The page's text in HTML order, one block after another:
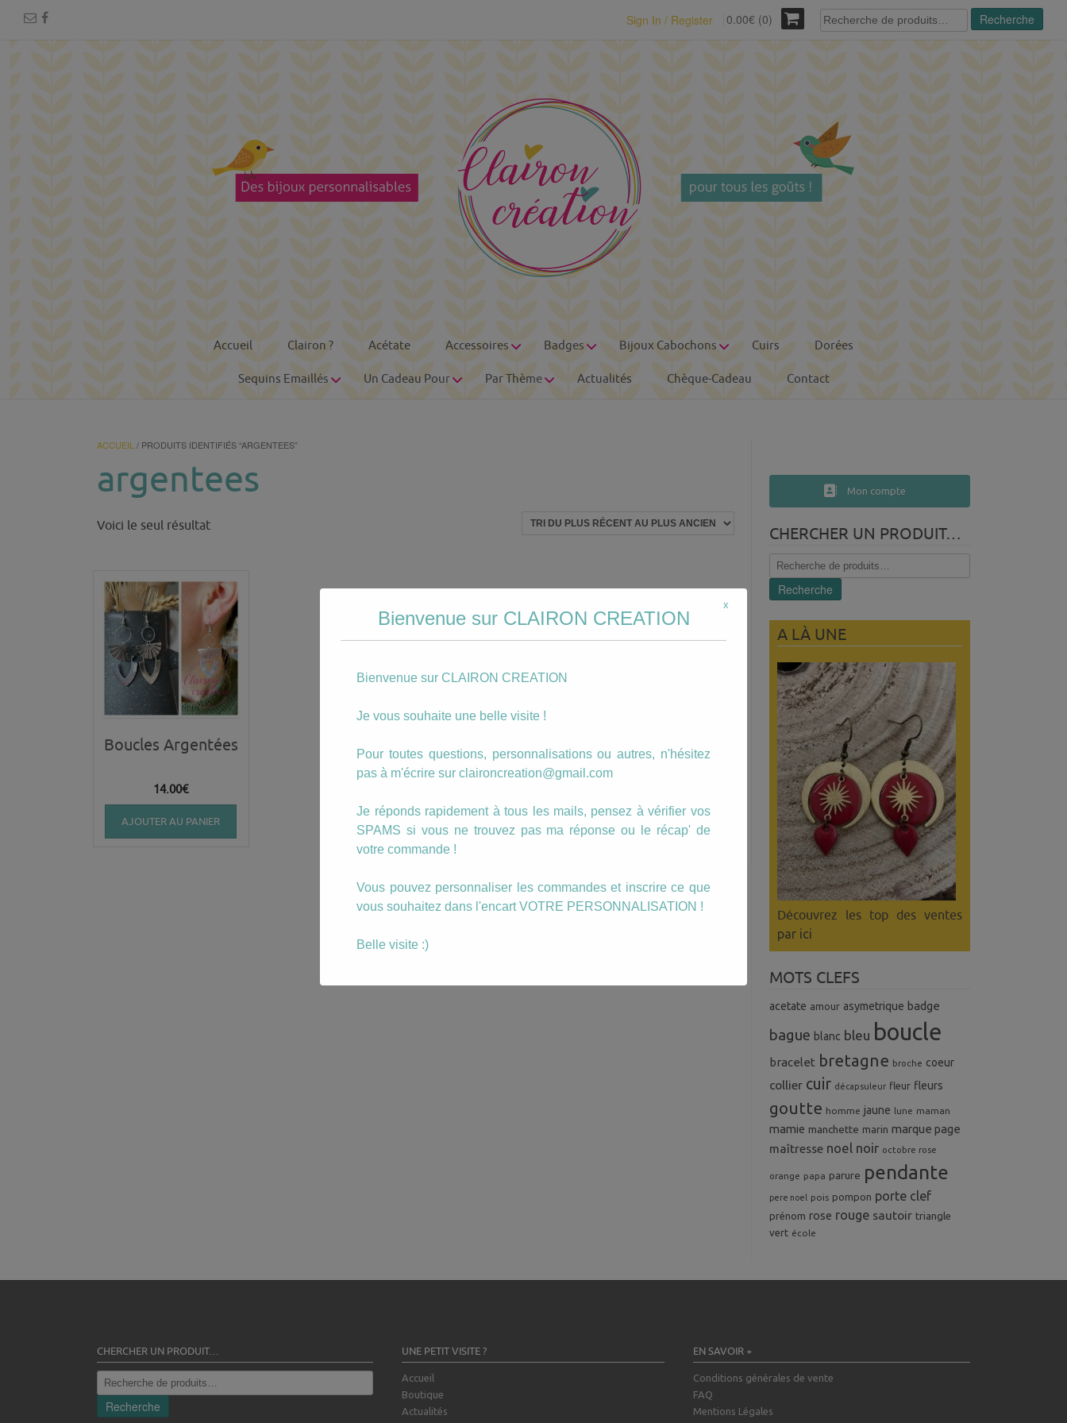
Sign In / Register 0.00€ (0)
Recherche
pour :
Recherche
Accueil Clairon ? Acétate Accessoires Badges Bijoux Cabochons Cuirs Dorées
Sequins Emaillés Un Cadeau Pour Par Thème Actualités Chèque-Cadeau Contact
ACCUEIL / PRODUITS IDENTIFIÉS “ARGENTEES”
argentees
Voici le seul résultat
Boucles Argentées
14.00€
AJOUTER AU PANIER
Mon compte
CHERCHER UN PRODUIT…
Recherche
pour :
Recherche
A LÀ UNE
Découvrez les top des ventes
par ici
MOTS CLEFS
acetate amour asymetrique badge
bague blanc bleu boucle
bracelet bretagne broche coeur
collier cuir décapsuleur fleur fleurs
goutte homme jaune lune maman
mamie manchette marin marque page
maîtresse noel noir octobre rose
orange papa parure pendante
pere noel pois pompon porte clef
prénom rose rouge sautoir triangle
vert école
CHERCHER UN PRODUIT…
Recherche
pour :
Recherche
UNE PETIT VISITE ?
Accueil
Boutique
Actualités
EN SAVOIR +
Conditions générales de vente
FAQ
Mentions Légales
Bienvenue sur CLAIRON CREATION
Bienvenue sur CLAIRON CREATION
Je vous souhaite une belle visite !
Pour toutes questions, personnalisations ou autres, n'hésitez
pas à m'écrire sur claironcreation@gmail.com
Je réponds rapidement à tous les mails, pensez à vérifier vos
SPAMS si vous ne trouvez pas ma réponse ou le récap' de
votre commande !
Vous pouvez personnaliser les commandes et inscrire ce que
vous souhaitez dans l'encart VOTRE PERSONNALISATION !
Belle visite :)
x